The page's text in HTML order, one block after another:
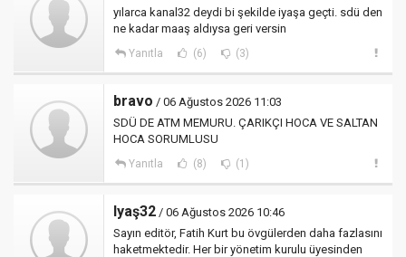
yılarca kanal32 deydi bi şekilde iyaşa geçti. sdü den
ne kadar maaş aldıysa geri versin
Yanıtla (6) (3)
bravo / 06 Ağustos 2026 11:03
SDÜ DE ATM MEMURU. ÇARIKÇI HOCA VE SALTAN
HOCA SORUMLUSU
Yanıtla (8) (1)
Iyaş32 / 06 Ağustos 2026 10:46
Sayın editör, Fatih Kurt bu övgülerden daha fazlasını
haketmektedir. Her bir yönetim kurulu üyesinden